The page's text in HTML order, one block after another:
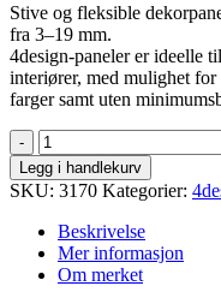
Stive og fleksible
fra 3–19 mm.
4design-paneler er ideelle
interiører, med mulighet for
farger samt uten
MILLED
P4F04
antall
Legg i handlekurv
SKU: 3170 Kategorier:
Beskrivelse
Mer informasjon
Om merket